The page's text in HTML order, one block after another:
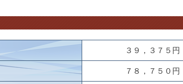
３９，３７５円
７８，７５０円